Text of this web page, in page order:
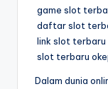
game slot
daftar slot
link slot terbaru
slot terbaru
Dalam dunia